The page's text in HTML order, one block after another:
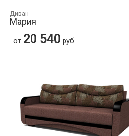
Диван
Мария
от 20 540 руб.